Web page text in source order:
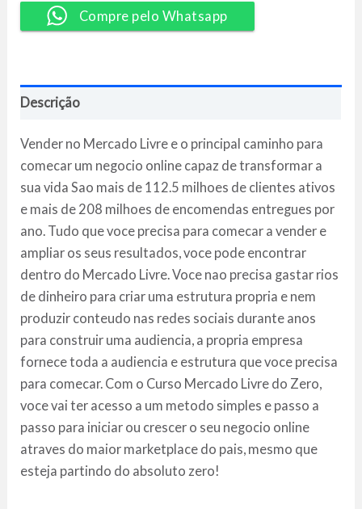
-
Bruno
Compre pelo Whatsapp
Descrição
Vender no Mercado Livre e o principal caminho para
comecar um negocio online capaz de transformar a
sua vida Sao mais de 112.5 milhoes de clientes ativos
e mais de 208 milhoes de encomendas entregues por
ano. Tudo que voce precisa para comecar a vender e
ampliar os seus resultados, voce pode encontrar
dentro do Mercado Livre. Voce nao precisa gastar rios
de dinheiro para criar uma estrutura propria e nem
produzir conteudo nas redes sociais durante anos
para construir uma audiencia, a propria empresa
fornece toda a audiencia e estrutura que voce precisa
para comecar. Com o Curso Mercado Livre do Zero,
voce vai ter acesso a um metodo simples e passo a
passo para iniciar ou crescer o seu negocio online
atraves do maior marketplace do pais, mesmo que
esteja partindo do absoluto zero!